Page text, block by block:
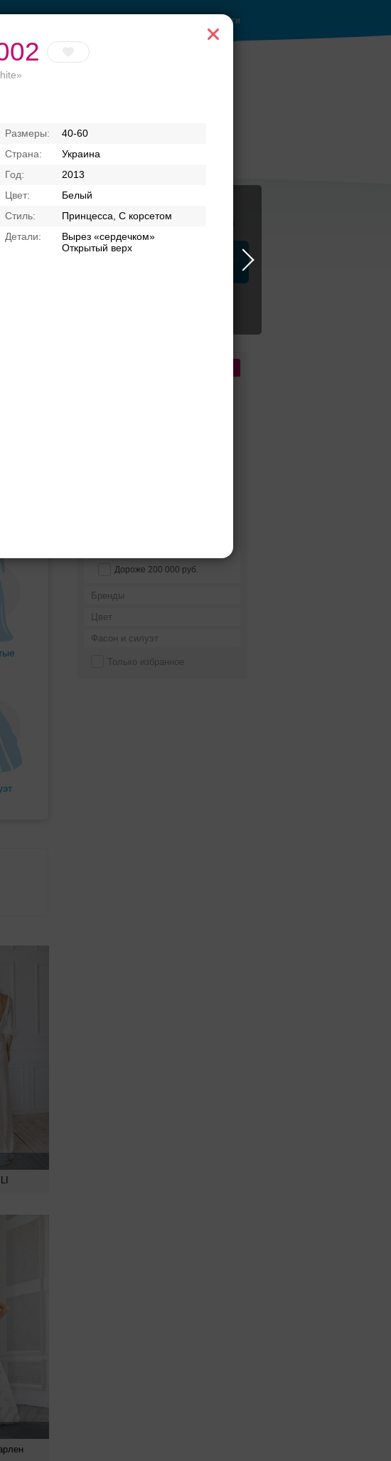
40-60
Украина
2013
Белый
Принцесса, С корсетом
Вырез «сердечком»
Открытый верх
Войти
образ
Журнал
Дороже 200 000 руб.
Бренды
Цвет
Фасон и силуэт
Только избранное